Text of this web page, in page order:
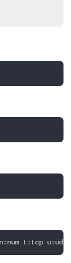
t:tcp u:udp